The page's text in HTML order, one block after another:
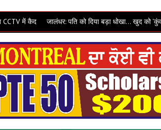
जालंधर: पति को दिया बड़ा धोखा… खुद को ‘कुंवारी’